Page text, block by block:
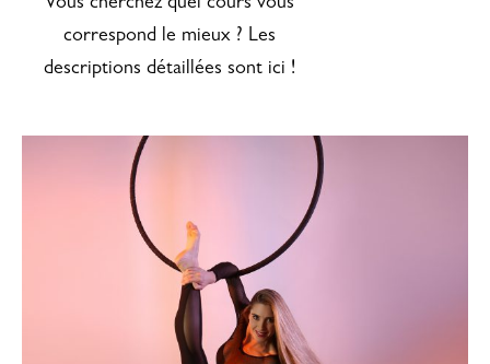
Vous cherchez quel cours vous
correspond le mieux ? Les
descriptions détaillées sont ici !